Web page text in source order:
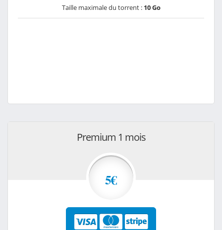
Taille maximale du torrent : 10 Go
Premium 1 mois
5€